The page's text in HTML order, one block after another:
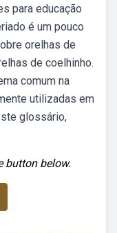
para educação
é um pouco
orelhas de
de coelhinho.
comum na
utilizadas em
glossário,
button below.